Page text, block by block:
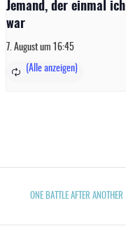
Jemand, der einmal ich
war
7. August um 16:45
ONE BATTLE AFTER ANOTHER